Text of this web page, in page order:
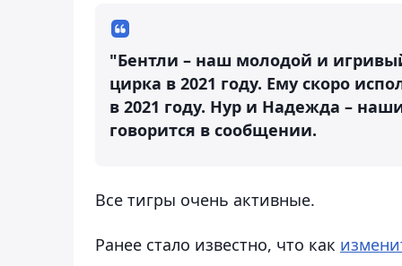
"Бентли – наш молодой и
цирка в 2021 году. Ему скоро
в 2021 году. Нур и Надежда –
говорится в сообщении.
Все тигры очень активные.
Ранее стало известно, что как